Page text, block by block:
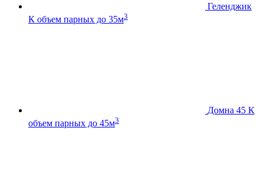
Геленджик
К объем парных до 35м3
Домна 45 К
объем парных до 45м3